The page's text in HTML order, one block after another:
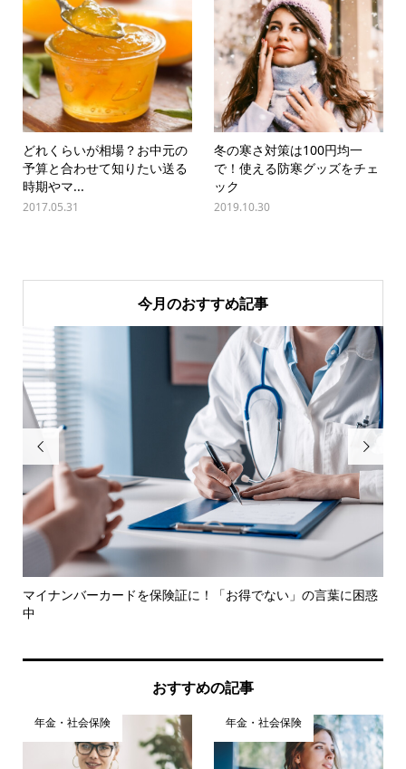
どれくらいが相場？お中元の
予算と合わせて知りたい送る
時期やマ...
2017.05.31
冬の寒さ対策は100円均一
で！使える防寒グッズをチェ
ック
2019.10.30
今月のおすすめ記事

マイナンバーカードを保険証に！「お得でない」の言葉に困惑
中

おすすめの記事
年金・社会保険 年金・社会保険